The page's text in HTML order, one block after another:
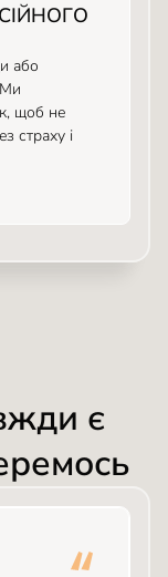
або
Ми
щоб не
страху і
є